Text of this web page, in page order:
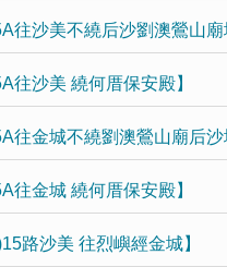
往沙美不繞后沙劉澳鶯山廟
往沙美 繞何厝保安殿】
往金城不繞劉澳鶯山廟后沙
往金城 繞何厝保安殿】
路沙美 往烈嶼經金城】